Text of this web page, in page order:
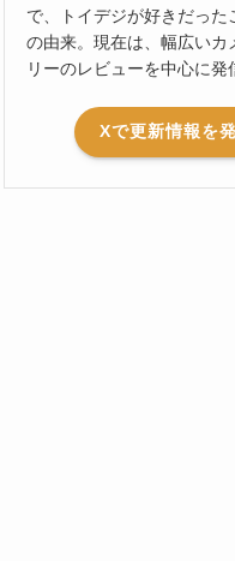
で、トイデジが好きだった
の由来。現在は、幅広いカ
リーのレビューを中心に発
Xで更新情報を